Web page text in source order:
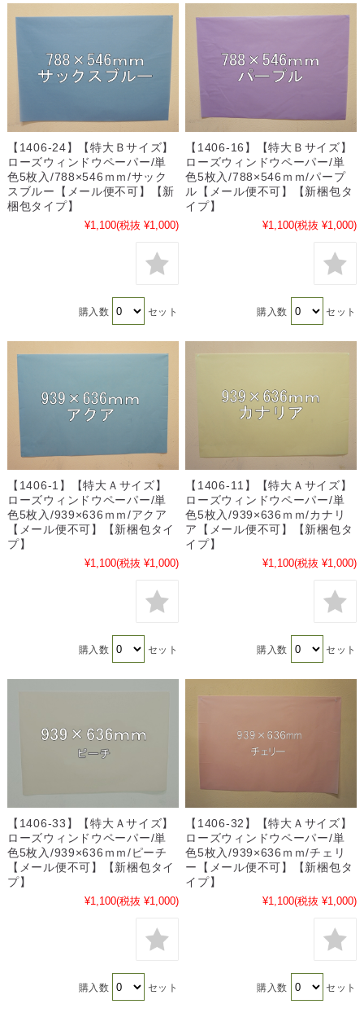
【1406-24】【特大Ｂサイズ】
ローズウィンドウペーパー/単
色5枚入/788×546ｍｍ/サック
スブルー【メール便不可】【新
梱包タイプ】
¥1,100(税抜 ¥1,000)
購入数 セット
【1406-16】【特大Ｂサイズ】
ローズウィンドウペーパー/単
色5枚入/788×546ｍｍ/パープ
ル【メール便不可】【新梱包タ
イプ】
¥1,100(税抜 ¥1,000)
購入数 セット
【1406-1】【特大Ａサイズ】
ローズウィンドウペーパー/単
色5枚入/939×636ｍｍ/アクア
【メール便不可】【新梱包タイ
プ】
¥1,100(税抜 ¥1,000)
購入数 セット
【1406-11】【特大Ａサイズ】
ローズウィンドウペーパー/単
色5枚入/939×636ｍｍ/カナリ
ア【メール便不可】【新梱包タ
イプ】
¥1,100(税抜 ¥1,000)
購入数 セット
【1406-33】【特大Ａサイズ】
ローズウィンドウペーパー/単
色5枚入/939×636ｍｍ/ピーチ
【メール便不可】【新梱包タイ
プ】
¥1,100(税抜 ¥1,000)
購入数 セット
【1406-32】【特大Ａサイズ】
ローズウィンドウペーパー/単
色5枚入/939×636ｍｍ/チェリ
ー【メール便不可】【新梱包タ
イプ】
¥1,100(税抜 ¥1,000)
購入数 セット